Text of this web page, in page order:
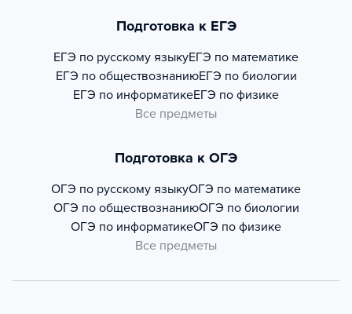
Подготовка к ЕГЭ
ЕГЭ по русскому языкуЕГЭ по математике
ЕГЭ по обществознаниюЕГЭ по биологии
ЕГЭ по информатикеЕГЭ по физике
Все предметы
Подготовка к ОГЭ
ОГЭ по русскому языкуОГЭ по математике
ОГЭ по обществознаниюОГЭ по биологии
ОГЭ по информатикеОГЭ по физике
Все предметы